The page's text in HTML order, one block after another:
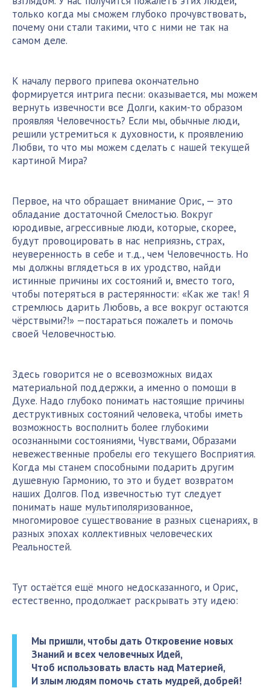
только когда мы сможем глубоко прочувствовать,
почему они стали такими, что с ними не так на
самом деле.
К началу первого припева окончательно
формируется интрига песни: оказывается, мы можем
вернуть извечности все Долги, каким-то образом
проявляя Человечность? Если мы, обычные люди,
решили устремиться к духовности, к проявлению
Любви, то что мы можем сделать с нашей текущей
картиной Мира?
Первое, на что обращает внимание Орис, — это
обладание достаточной Смелостью. Вокруг
юродивые, агрессивные люди, которые, скорее,
будут провоцировать в нас неприязнь, страх,
неуверенность в себе и т.д., чем Человечность. Но
мы должны вглядеться в их уродство, найди
истинные причины их состояний и, вместо того,
чтобы потеряться в растерянности: «Как же так! Я
стремлюсь дарить Любовь, а все вокруг остаются
чёрствыми?!» —постараться пожалеть и помочь
своей Человечностью.
Здесь говорится не о всевозможных видах
материальной поддержки, а именно о помощи в
Духе. Надо глубоко понимать настоящие причины
деструктивных состояний человека, чтобы иметь
возможность восполнить более глубокими
осознанными состояниями, Чувствами, Образами
невежественные пробелы его текущего Восприятия.
Когда мы станем способными подарить другим
душевную Гармонию, то это и будет возвратом
наших Долгов. Под извечностью тут следует
понимать наше мультиполяризованное,
многомировое существование в разных сценариях, в
разных эпохах коллективных человеческих
Реальностей.
Тут остаётся ещё много недосказанного, и Орис,
естественно, продолжает раскрывать эту идею:
Мы пришли, чтобы дать Откровение новых
Знаний и всех человечных Идей,
Чтоб использовать власть над Материей,
И злым людям помочь стать мудрей, добрей!